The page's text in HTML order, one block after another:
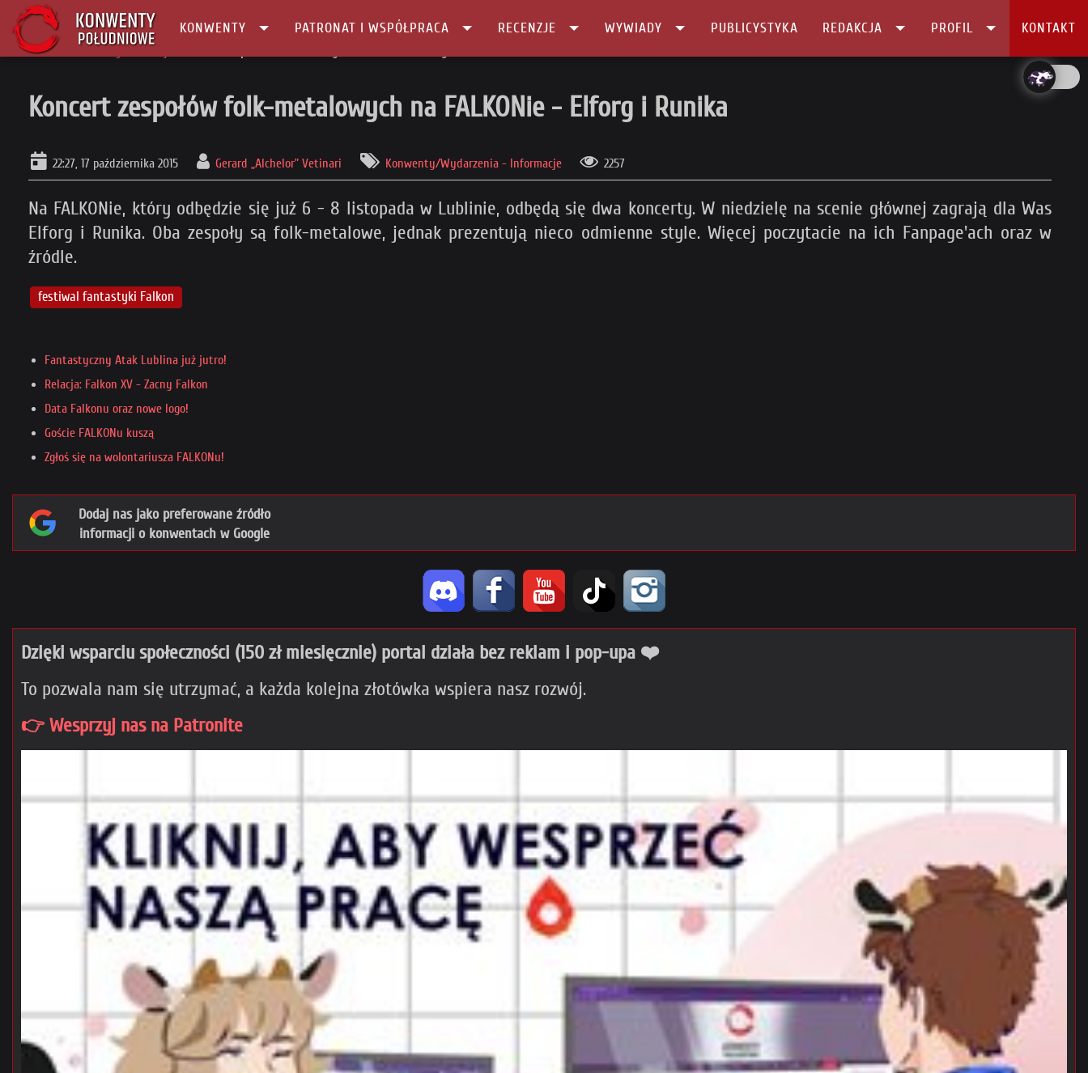
KONWENTY PATRONAT I WSPÓŁPRACA RECENZJE WYWIADY PUBLICYSTYKA REDAKCJA PROFIL KONTAKT
Główna
Koncert zespołów folk-metalowych na FALKONie - Elforg i Runika
22:27, 17 października 2015 Gerard „Alchelor” Vetinari Konwenty/Wydarzenia - Informacje 2257
Na FALKONie, który odbędzie się już 6 - 8 listopada w Lublinie, odbędą się dwa koncerty. W niedzielę na scenie głównej zagrają dla Was
Elforg i Runika. Oba zespoły są folk-metalowe, jednak prezentują nieco odmienne style. Więcej poczytacie na ich Fanpage'ach oraz w
źródle.
festiwal fantastyki Falkon
Fantastyczny Atak Lublina już jutro!
Relacja: Falkon XV - Zacny Falkon
Data Falkonu oraz nowe logo!
Goście FALKONu kuszą
Zgłoś się na wolontariusza FALKONu!
Dodaj nas jako preferowane źródło
informacji o konwentach w Google
Dzięki wsparciu społeczności (150 zł miesięcznie) portal działa bez reklam i pop-upa ❤️
To pozwala nam się utrzymać, a każda kolejna złotówka wspiera nasz rozwój.
👉 Wesprzyj nas na Patronite